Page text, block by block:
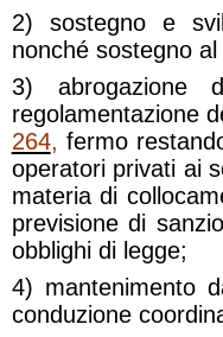
2) sostegno e
nonché sostegno
3) abrogazione
regolamentazione
264, fermo
operatori privati ai
materia di
previsione di
obblighi di legge;
4) mantenimento
conduzione